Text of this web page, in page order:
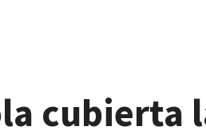
cubierta